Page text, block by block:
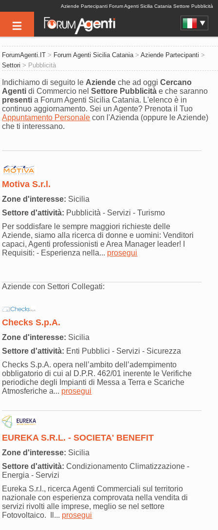
Aziende Partecipanti Forum Agenti Sicilia Catania Settore Pubblicità
ForumAgenti.IT > Forum Agenti Sicilia Catania>Aziende Partecipanti >
Settori > Pubblicità
Indichiamo di seguito le Aziende che ad oggiCercano
Agenti di Commercio nelSettore Pubblicità e che saranno
presenti a Forum Agenti Sicilia Catania. L'elenco è in
continuo aggiornamento. Sei un Agente? Prenota il Tuo
Appuntamento Personale con l'Azienda (oppure le Aziende)
che ti interessano.
Motiva S.r.l.
Zone d'interesse: Sicilia
Settore d'attività: Pubblicità - Servizi - Turismo
Per soddisfare le sempre maggiori richieste delle
Aziende, siamo alla ricerca di donne e uomini: Venditori
capaci, Agenti professionisti e Area Manager leader! I
Requisiti: - Esperienza nella... prosegui
Aziende con Settori Collegati:
Checks S.p.A.
Zone d'interesse: Sicilia
Settore d'attività: Enti Pubblici - Servizi - Sicurezza
Checks S.p.A. opera nell’ambito dell’adempimento
obbligatorio di cui al D.P.R. 462/01 inerente le Verifiche
periodiche degli Impianti di Messa a Terra e Scariche
Atmosferiche a... prosegui
EUREKA S.R.L. - SOCIETA' BENEFIT
Zone d'interesse: Sicilia
Settore d'attività: Condizionamento Climatizzazione -
Energia - Servizi
Eureka S.r.l., ricerca Agenti Commerciali sul territorio
nazionale con esperienza comprovata nella vendita di
servizi rivolti alle imprese, meglio se nel settore
Fotovoltaico. Il... prosegui